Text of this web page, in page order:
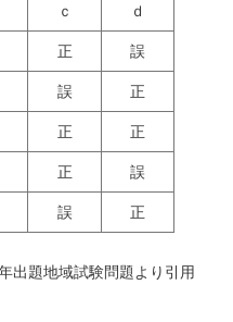
ｃ ｄ
正 誤
誤 正
正 正
正 誤
誤 正
題地域試験問題より引用